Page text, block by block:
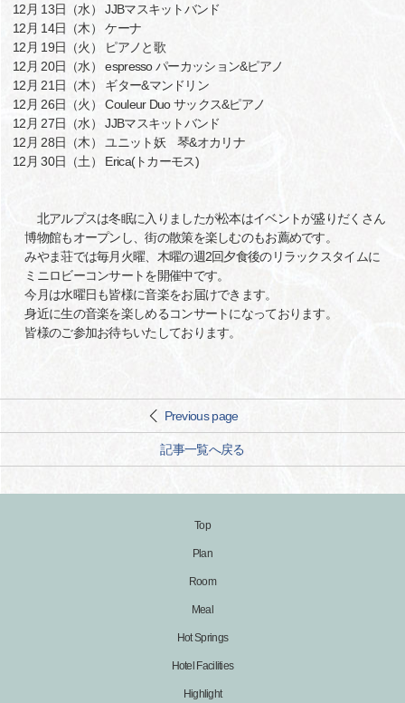
12月 13日（水） JJBマスキットバンド
12月 14日（木） ケーナ
12月 19日（火） ピアノと歌
12月 20日（水） espresso パーカッション&ピアノ
12月 21日（木） ギター&マンドリン
12月 26日（火） Couleur Duo サックス&ピアノ
12月 27日（水） JJBマスキットバンド
12月 28日（木） ユニット妖 琴&オカリナ
12月 30日（土） Erica(トカーモス)
北アルプスは冬眠に入りましたが松本はイベントが盛りだくさん
博物館もオープンし、街の散策を楽しむのもお薦めです。
みやま荘では毎月火曜、木曜の週2回夕食後のリラックスタイムに
ミニロビーコンサートを開催中です。
今月は水曜日も皆様に音楽をお届けできます。
身近に生の音楽を楽しめるコンサートになっております。
皆様のご参加お待ちいたしております。
Previous page
記事一覧へ戻る
Top
Plan
Room
Meal
Hot Springs
Hotel Facilities
Highlight